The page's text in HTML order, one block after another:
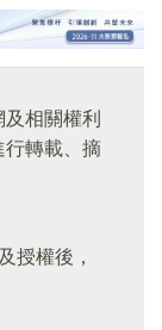
相關權利
行轉載、摘
授權後，